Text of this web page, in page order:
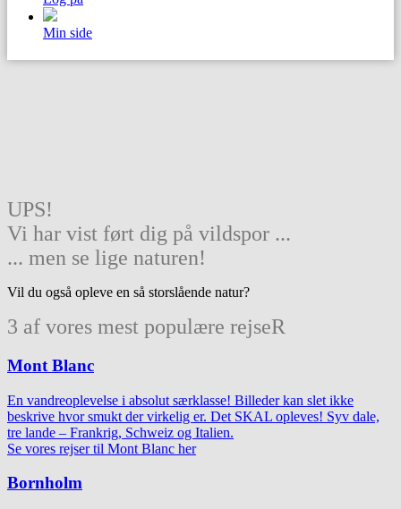
Min side
UPS!
Vi har vist ført dig på vildspor ...
... men se lige naturen!
Vil du også opleve en så storslående natur?
3 af vores mest populære rejseR
Mont Blanc
En vandreoplevelse i absolut særklasse! Billeder kan slet ikke
beskrive hvor smukt der virkelig er. Det SKAL opleves! Syv dale,
tre lande – Frankrig, Schweiz og Italien.
Se vores rejser til Mont Blanc her
Bornholm